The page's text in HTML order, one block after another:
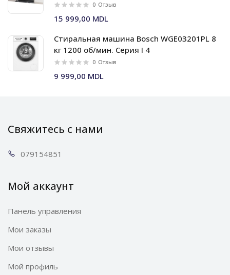
0 Отзыв
15 999,00 MDL
Стиральная машина Bosch WGE03201PL 8
кг 1200 об/мин. Серия I 4
0 Отзыв
9 999,00 MDL
Свяжитесь с нами
0791 54851
Мой аккаунт
Панель управления
Мои заказы
Мои отзывы
Мой профиль